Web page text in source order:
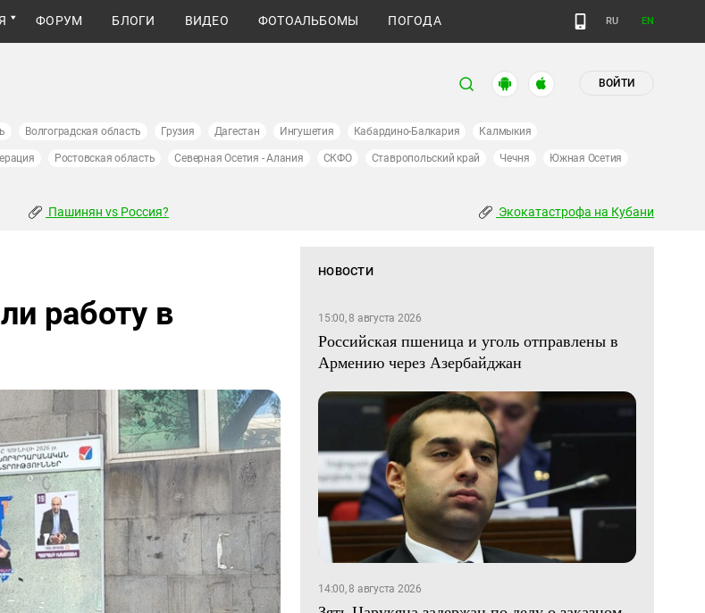
ФОРУМ БЛОГИ ВИДЕО ФОТОАЛЬБОМЫ ПОГОДА RU EN
ВОЙТИ
Волгоградская область Грузия Дагестан Ингушетия Кабардино-Балкария Калмыкия
Ростовская область Северная Осетия - Алания СКФО Ставропольский край Чечня Южная Осетия
Пашинян vs Россия? Экокатастрофа на Кубани
работу в
НОВОСТИ
15:00, 8 августа 2026
Российская пшеница и уголь отправлены в
Армению через Азербайджан
14:00, 8 августа 2026